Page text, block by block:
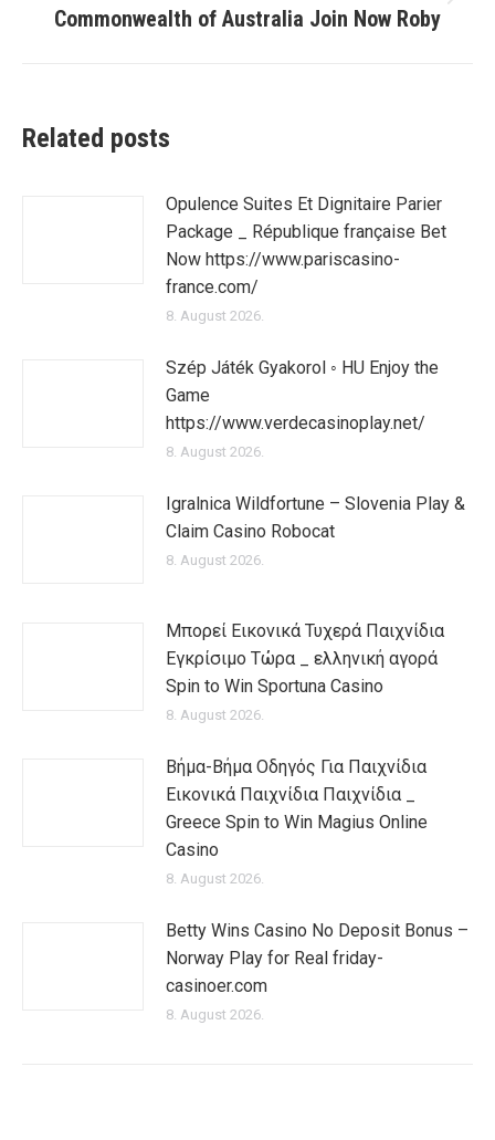
post:
Commonwealth of Australia Join Now Roby
Related posts
Opulence Suites Et Dignitaire Parier
Package _ République française Bet
Now https://www.pariscasino-
france.com/
8. August 2026.
Szép Játék Gyakorol ◦ HU Enjoy the
Game
https://www.verdecasinoplay.net/
8. August 2026.
Igralnica Wildfortune – Slovenia Play &
Claim Casino Robocat
8. August 2026.
Μπορεί Εικονικά Τυχερά Παιχνίδια
Εγκρίσιμο Τώρα _ ελληνική αγορά
Spin to Win Sportuna Casino
8. August 2026.
Βήμα-Βήμα Οδηγός Για Παιχνίδια
Εικονικά Παιχνίδια Παιχνίδια _
Greece Spin to Win Magius Online
Casino
8. August 2026.
Betty Wins Casino No Deposit Bonus –
Norway Play for Real friday-
casinoer.com
8. August 2026.